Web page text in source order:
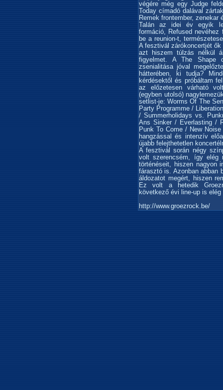
végére még egy Judge
Today címadó dalával
Remek frontember, zenekar
Talán az idei év egyik
formáció, Refused
be a reunion-t,
A fesztivál zárókoncertjét
azt hiszem túlzás nélkül
figyelmet. A The Shape
zsenialitása jóval
hátterében, ki tudja?
kérdésektől és próbáltam
az előzetesen várható
(egyben utolsó)
setlist-je: Worms Of The
Party Programme /
/ Summerholidays vs.
Ans Sinker / Everlasting /
Punk To Come / New
hangzással és intenzív
újabb felejthetetlen
A fesztivál során négy
volt szerencsém, így elég
történéseit, hiszen nagyon
fárasztó is. Azonban abban
áldozatot megért, hiszen
Ez volt a hetedik
következő évi line-up is
http://www.groezrock.be/